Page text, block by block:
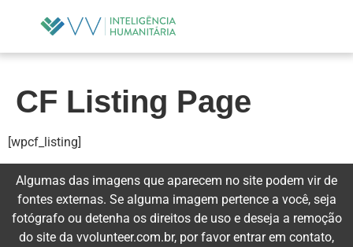
CF Listing Page
[wpcf_listing]
Algumas das imagens que aparecem no site podem vir de
fontes externas. Se alguma imagem pertence a você, seja
fotógrafo ou detenha os direitos de uso e deseja a remoção
do site da vvolunteer.com.br, por favor entrar em contato,